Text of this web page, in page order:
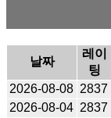
날짜
레이
팅
2026-08-08 2837
2026-08-04 2837